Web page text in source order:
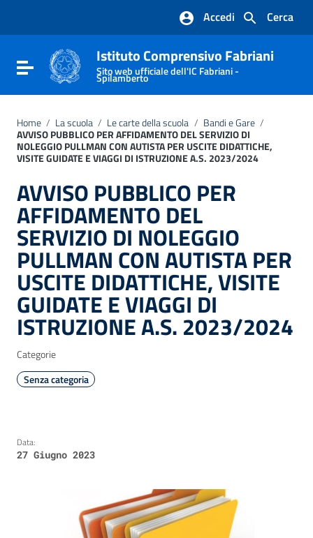
Vai al footer
Cerca
Accedi
Attiva / disattiva la navigazione
Istituto Comprensivo Fabriani
Sito web ufficiale dell'IC Fabriani -
Spilamberto
Home / La scuola / Le carte della scuola / Bandi e Gare /
AVVISO PUBBLICO PER AFFIDAMENTO DEL SERVIZIO DI
NOLEGGIO PULLMAN CON AUTISTA PER USCITE DIDATTICHE,
VISITE GUIDATE E VIAGGI DI ISTRUZIONE A.S. 2023/2024
AVVISO PUBBLICO PER
AFFIDAMENTO DEL
SERVIZIO DI NOLEGGIO
PULLMAN CON AUTISTA PER
USCITE DIDATTICHE, VISITE
GUIDATE E VIAGGI DI
ISTRUZIONE A.S. 2023/2024
Categorie
Senza categoria
Data:
27 Giugno 2023